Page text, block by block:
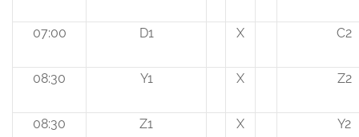
07:00 D1 X C2
08:30 Y1 X Z2
08:30 Z1 X Y2